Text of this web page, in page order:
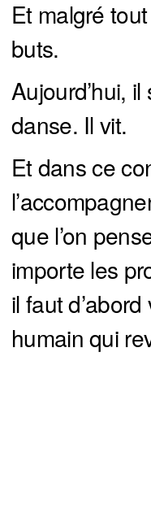
Et malgré
buts.
Aujourd’hui,
danse. Il vit.
Et dans ce
que l’on
importe les
il faut
humain qui